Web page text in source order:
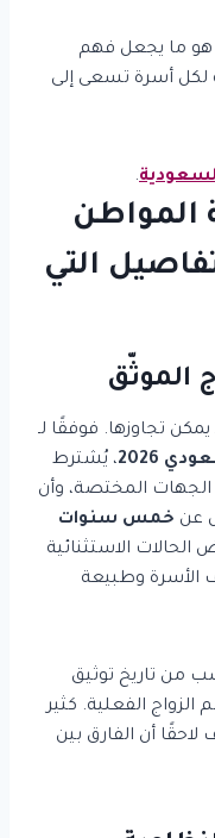
هو ما يجعل فهم
لكل أسرة تسعى إلى
.
2026 — التفاصيل التي
الموثّق
يمكن تجاوزها. فوفقًا لـ
2026
، يُشترط
الجهات المختصة، وأن
عن خمس سنوات
الاستثنائية
الأسرة وطبيعة
من تاريخ توثيق
الزواج الفعلية. كثير
أن الفارق بين